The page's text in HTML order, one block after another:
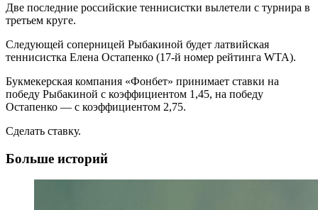
Две последние российские теннисистки вылетели с турнира в
третьем круге.
Следующей соперницей Рыбакиной будет латвийская
теннисистка Елена Остапенко (17-й номер рейтинга WTA).
Букмекерская компания «Фонбет» принимает ставки на
победу Рыбакиной с коэффициентом 1,45, на победу
Остапенко — с коэффициентом 2,75.
Сделать ставку.
Больше историй